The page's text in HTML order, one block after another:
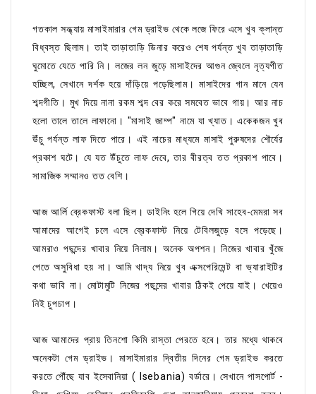
গতকাল সন্ধ্যায় মাসাইমারার গেম ড্রাইভ থেকে লজে ফিরে এসে খুব ক্লান্ত
বিধ্বস্ত ছিলাম। তাই তাড়াতাড়ি ডিনার করেও শেষ পর্যন্ত খুব তাড়াতাড়ি
ঘুমোতে যেতে পারি নি। লজের লন জুড়ে মাসাইদের আগুন জ্বেলে নৃত্যগীত
হচ্ছিল, সেখানে দর্শক হয়ে দাঁড়িয়ে পড়েছিলাম। মাসাইদের গান মানে যেন
শব্দগীতি। মুখ দিয়ে নানা রকম শব্দ বের করে সমবেত ভাবে গায়। আর নাচ
হলো তালে তালে লাফানো। "মাসাই জাম্প" নামে যা খ্যাত। একেকজন খুব
উঁচু পর্যন্ত লাফ দিতে পারে। এই নাচের মাধ্যমে মাসাই পুরুষদের শৌর্যের
প্রকাশ ঘটে। যে যত উঁচুতে লাফ দেবে, তার বীরত্ব তত প্রকাশ পাবে।
সামাজিক সম্মানও তত বেশি।
আজ আর্লি ব্রেকফাস্ট বলা ছিল। ডাইনিং হলে গিয়ে দেখি সাহেব-মেমরা সব
আমাদের আগেই চলে এসে ব্রেকফাস্ট নিয়ে টেবিলজুড়ে বসে পড়েছে।
আমরাও পছন্দের খাবার নিয়ে নিলাম। অনেক অপশন। নিজের খাবার খুঁজে
পেতে অসুবিধা হয় না। আমি খাদ্য নিয়ে খুব এক্সপেরিমেন্ট বা ভ্যারাইটির
কথা ভাবি না। মোটামুটি নিজের পছন্দের খাবার ঠিকই পেয়ে যাই। খেয়েও
নিই চুপচাপ।
আজ আমাদের প্রায় তিনশো কিমি রাস্তা পেরতে হবে। তার মধ্যে থাকবে
অনেকটা গেম ড্রাইভ। মাসাইমারার দ্বিতীয় দিনের গেম ড্রাইভ করতে
করতে পৌঁছে যাব ইসেবানিয়া ( Isebania) বর্ডারে। সেখানে পাসপোর্ট -